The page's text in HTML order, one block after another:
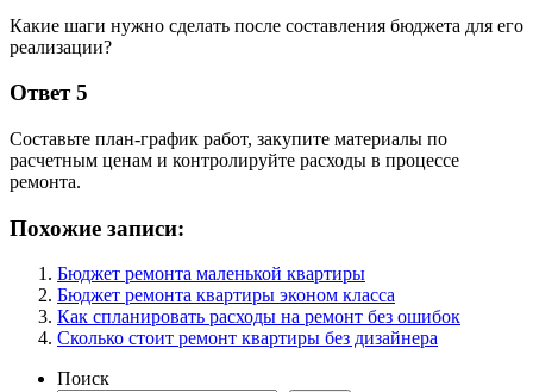
Какие шаги нужно сделать после составления бюджета для его
реализации?
Ответ 5
Составьте план-график работ, закупите материалы по
расчетным ценам и контролируйте расходы в процессе
ремонта.
Похожие записи:
Бюджет ремонта маленькой квартиры
Бюджет ремонта квартиры эконом класса
Как спланировать расходы на ремонт без ошибок
Сколько стоит ремонт квартиры без дизайнера
Поиск